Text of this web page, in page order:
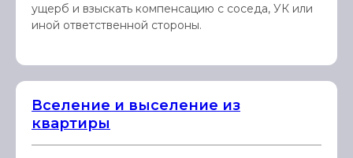
ущерб и взыскать компенсацию с соседа, УК или
иной ответственной стороны.
Вселение и выселение из
квартиры